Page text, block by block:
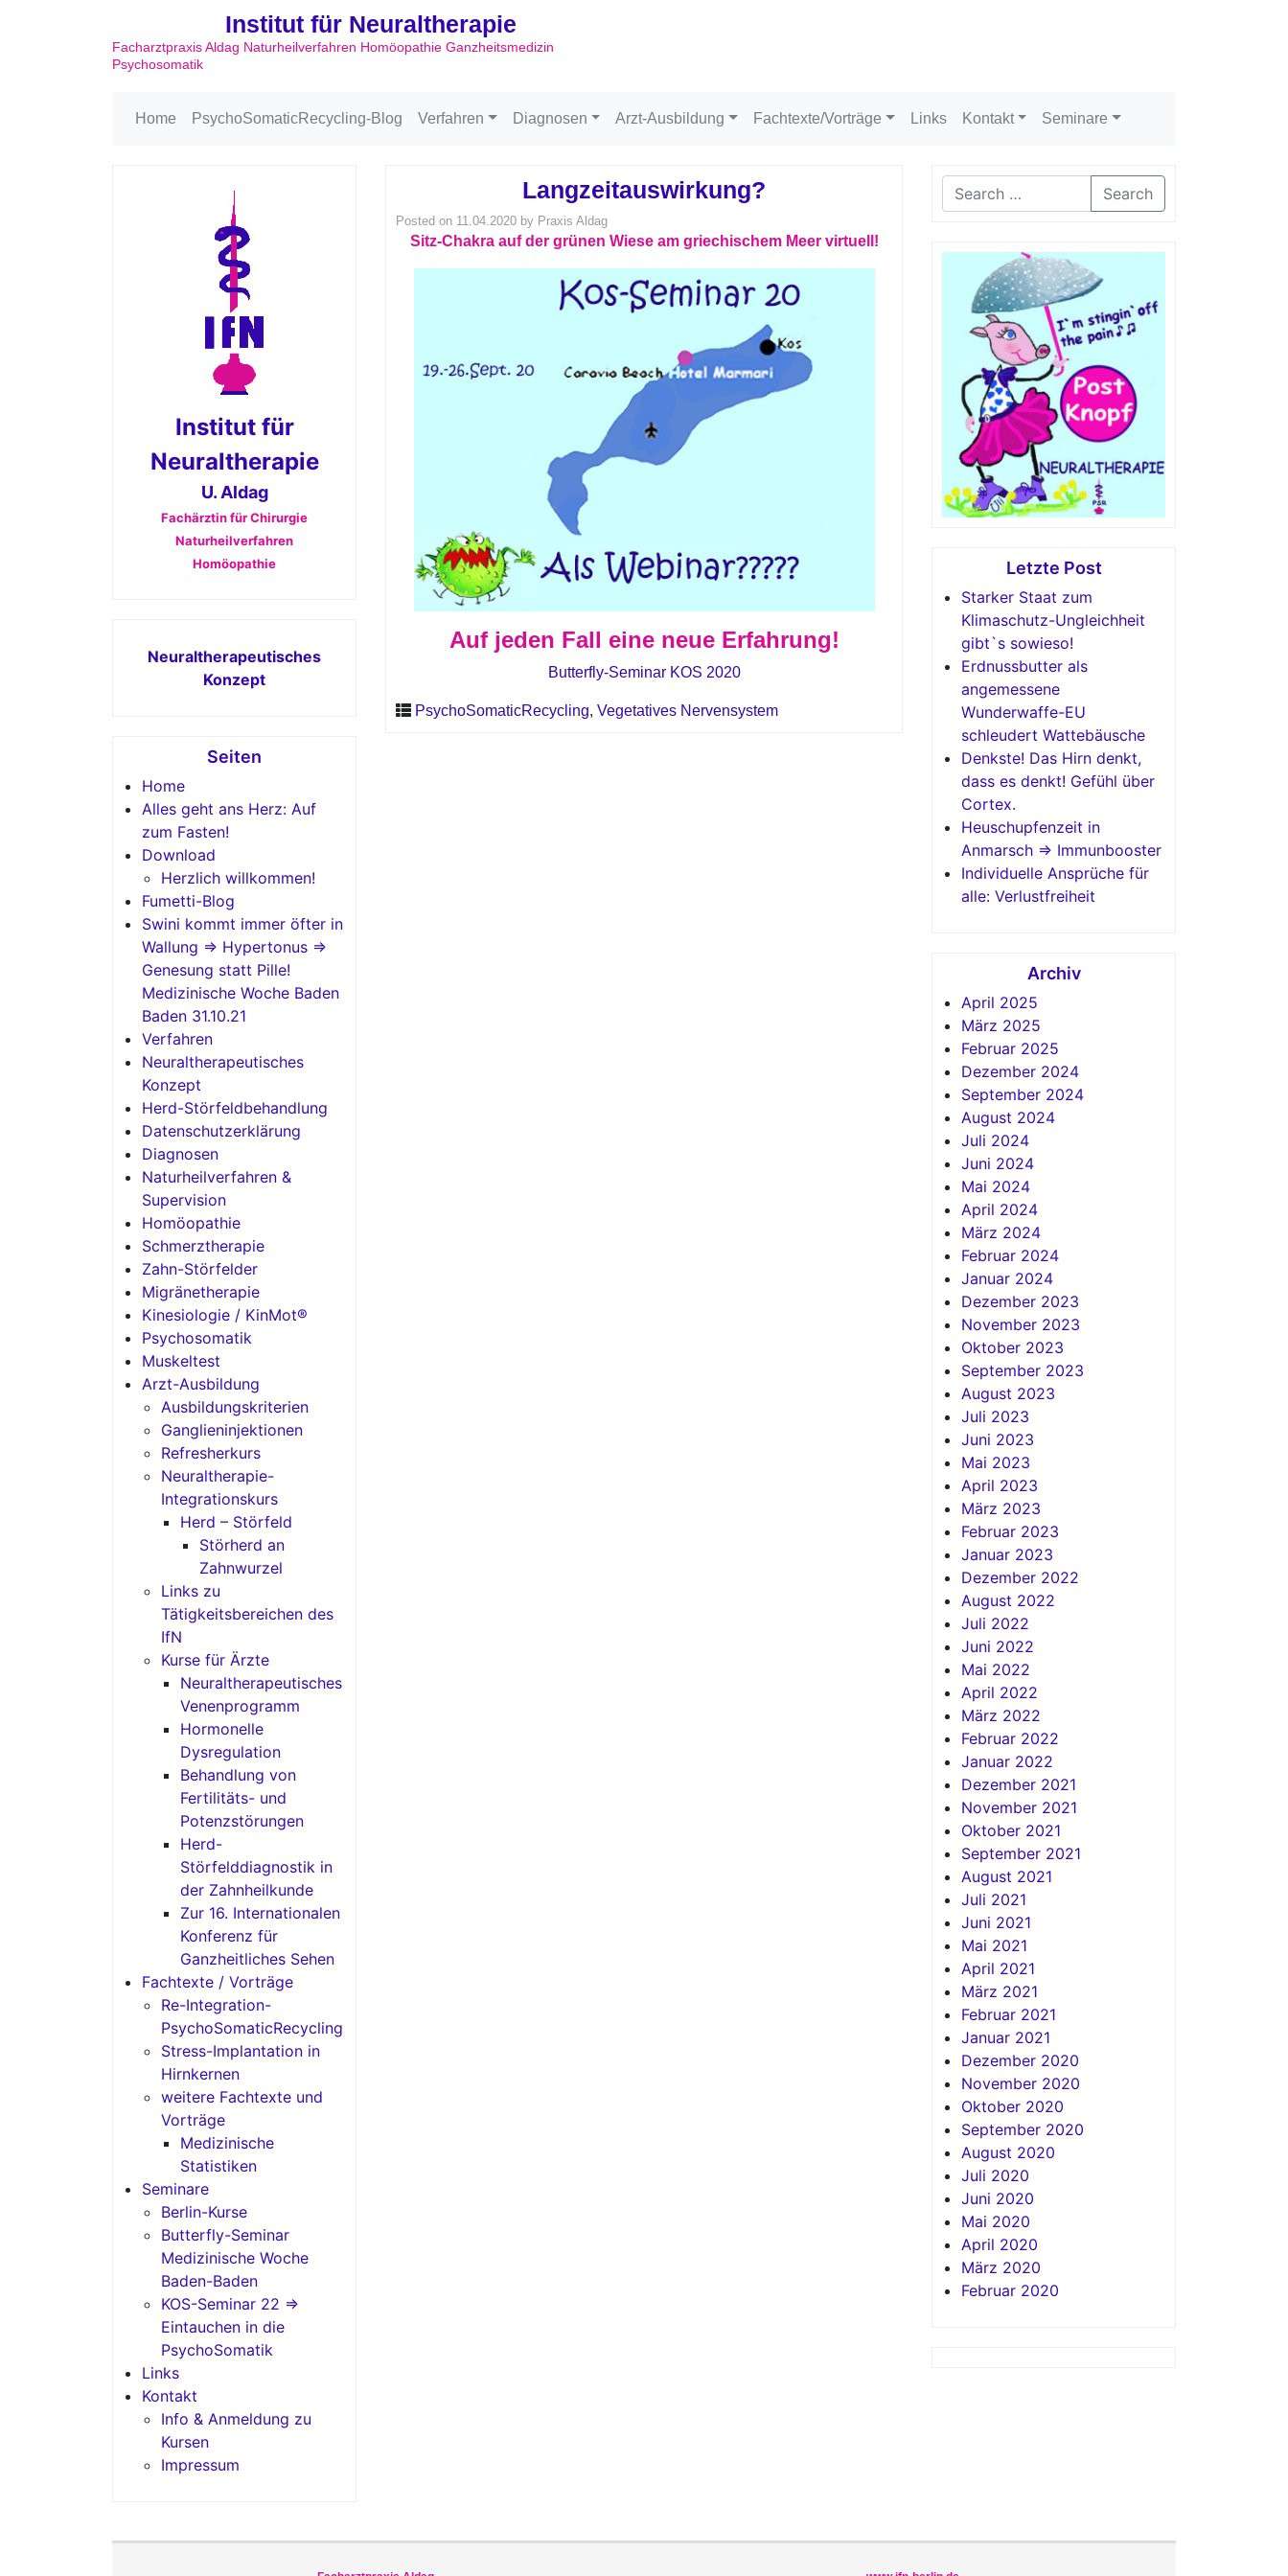
Institut für Neuraltherapie
Facharztpraxis Aldag Naturheilverfahren Homöopathie Ganzheitsmedizin
Psychosomatik
Home PsychoSomaticRecycling-Blog Verfahren Diagnosen Arzt-Ausbildung Fachtexte/Vorträge Links Kontakt Seminare
Institut für
Neuraltherapie
U. Aldag
Fachärztin für Chirurgie
Naturheilverfahren
Homöopathie
Neuraltherapeutisches
Konzept
Seiten
Home
Alles geht ans Herz: Auf
zum Fasten!
Download
Herzlich willkommen!
Fumetti-Blog
Swini kommt immer öfter in
Wallung => Hypertonus =>
Genesung statt Pille!
Medizinische Woche Baden
Baden 31.10.21
Verfahren
Neuraltherapeutisches
Konzept
Herd-Störfeldbehandlung
Datenschutzerklärung
Diagnosen
Naturheilverfahren &
Supervision
Homöopathie
Schmerztherapie
Zahn-Störfelder
Migränetherapie
Kinesiologie / KinMot®
Psychosomatik
Muskeltest
Arzt-Ausbildung
Ausbildungskriterien
Ganglieninjektionen
Refresherkurs
Neuraltherapie-
Integrationskurs
Herd – Störfeld
Störherd an
Zahnwurzel
Links zu
Tätigkeitsbereichen des
IfN
Kurse für Ärzte
Neuraltherapeutisches
Venenprogramm
Hormonelle
Dysregulation
Behandlung von
Fertilitäts- und
Potenzstörungen
Herd-
Störfelddiagnostik in
der Zahnheilkunde
Zur 16. Internationalen
Konferenz für
Ganzheitliches Sehen
Fachtexte / Vorträge
Re-Integration-
PsychoSomaticRecycling
Stress-Implantation in
Hirnkernen
weitere Fachtexte und
Vorträge
Medizinische
Statistiken
Seminare
Berlin-Kurse
Butterfly-Seminar
Medizinische Woche
Baden-Baden
KOS-Seminar 22 =>
Eintauchen in die
PsychoSomatik
Links
Kontakt
Info & Anmeldung zu
Kursen
Impressum
Langzeitauswirkung?
Posted on 11.04.2020 by Praxis Aldag
Sitz-Chakra auf der grünen Wiese am griechischem Meer virtuell!
Auf jeden Fall eine neue Erfahrung!
Butterfly-Seminar KOS 2020
PsychoSomaticRecycling, Vegetatives Nervensystem
Search
Letzte Post
Starker Staat zum
Klimaschutz-Ungleichheit
gibt`s sowieso!
Erdnussbutter als
angemessene
Wunderwaffe-EU
schleudert Wattebäusche
Denkste! Das Hirn denkt,
dass es denkt! Gefühl über
Cortex.
Heuschupfenzeit in
Anmarsch => Immunbooster
Individuelle Ansprüche für
alle: Verlustfreiheit
Archiv
April 2025
März 2025
Februar 2025
Dezember 2024
September 2024
August 2024
Juli 2024
Juni 2024
Mai 2024
April 2024
März 2024
Februar 2024
Januar 2024
Dezember 2023
November 2023
Oktober 2023
September 2023
August 2023
Juli 2023
Juni 2023
Mai 2023
April 2023
März 2023
Februar 2023
Januar 2023
Dezember 2022
August 2022
Juli 2022
Juni 2022
Mai 2022
April 2022
März 2022
Februar 2022
Januar 2022
Dezember 2021
November 2021
Oktober 2021
September 2021
August 2021
Juli 2021
Juni 2021
Mai 2021
April 2021
März 2021
Februar 2021
Januar 2021
Dezember 2020
November 2020
Oktober 2020
September 2020
August 2020
Juli 2020
Juni 2020
Mai 2020
April 2020
März 2020
Februar 2020